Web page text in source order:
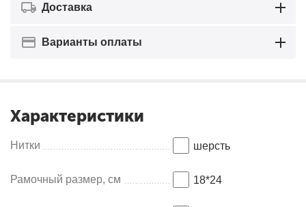
Доставка
Варианты оплаты
Характеристики
Нитки шерсть
Рамочный размер, см 18*24